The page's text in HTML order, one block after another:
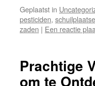
Geplaatst in
pesticiden,
zaden | Een reactie
Prachtige
om te